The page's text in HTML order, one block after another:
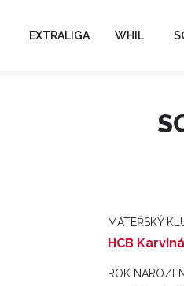
EXTRALIGA WHIL
MATEŘSKÝ
HCB Karviná
ROK NAROZENÍ